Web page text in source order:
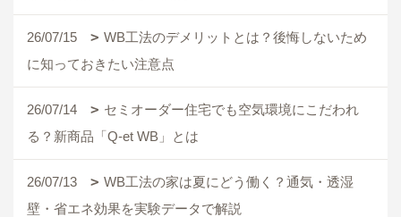
26/07/15
WB工法のデメリットとは？後悔しないため
に知っておきたい注意点
26/07/14
セミオーダー住宅でも空気環境にこだわれ
る？新商品「Q-et WB」とは
26/07/13
WB工法の家は夏にどう働く？通気・透湿
壁・省エネ効果を実験データで解説